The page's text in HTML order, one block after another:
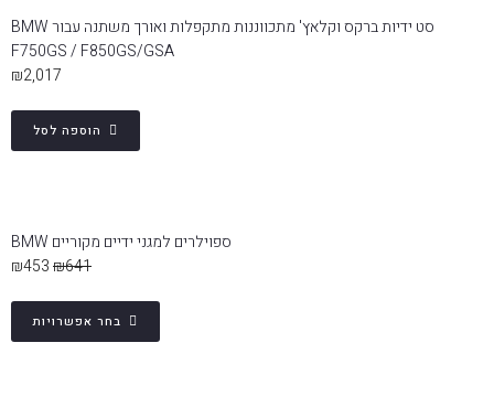
סט ידיות ברקס וקלאץ' מתכווננות מתקפלות ואורך משתנה עבור BMW
F750GS / F850GS/GSA
₪2,017
הוספה לסל
ספוילרים למגני ידיים מקוריים BMW
₪641
₪453
בחר אפשרויות
סינון תוצאות